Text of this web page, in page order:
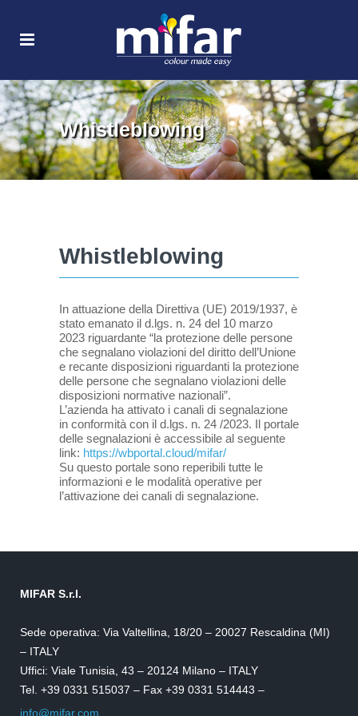
Whistleblowing
Whistleblowing
In attuazione della Direttiva (UE) 2019/1937, è
stato emanato il d.lgs. n. 24 del 10 marzo
2023 riguardante “la protezione delle persone
che segnalano violazioni del diritto dell’Unione
e recante disposizioni riguardanti la protezione
delle persone che segnalano violazioni delle
disposizioni normative nazionali”.
L’azienda ha attivato i canali di segnalazione
in conformità con il d.lgs. n. 24 /2023. Il portale
delle segnalazioni è accessibile al seguente
link: https://wbportal.cloud/mifar/
Su questo portale sono reperibili tutte le
informazioni e le modalità operative per
l’attivazione dei canali di segnalazione.
MIFAR S.r.l.
Sede operativa: Via Valtellina, 18/20 – 20027 Rescaldina (MI)
– ITALY
Uffici: Viale Tunisia, 43 – 20124 Milano – ITALY
Tel. +39 0331 515037 – Fax +39 0331 514443 –
info@mifar.com